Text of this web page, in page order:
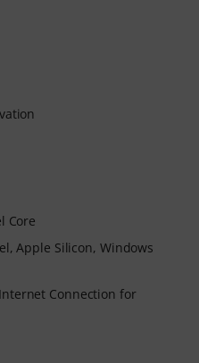
Core
Apple Silicon, Windows
Connection for